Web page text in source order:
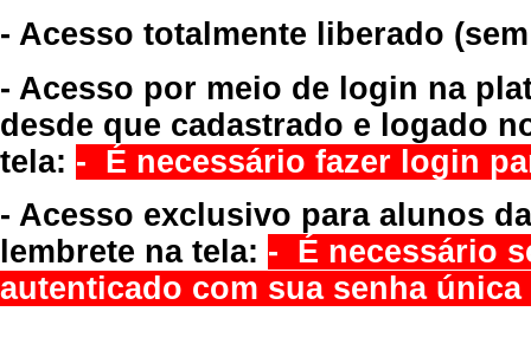
- Acesso totalmente liberado
- Acesso por meio de login na
desde que cadastrado e logado
tela: - É necessário fazer login
- Acesso exclusivo para alunos
lembrete na tela: - É necessário
autenticado com sua senha